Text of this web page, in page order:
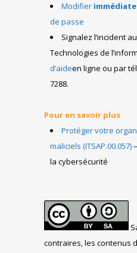
Modifier
de passe
Signalez l’incident
Technologies de
d’aideen ligne ou par
7288.
Pour en savoir plus
Protéger votre
maliciels (ITSAP.00.057)
la cybersécurité
contraires, les contenus